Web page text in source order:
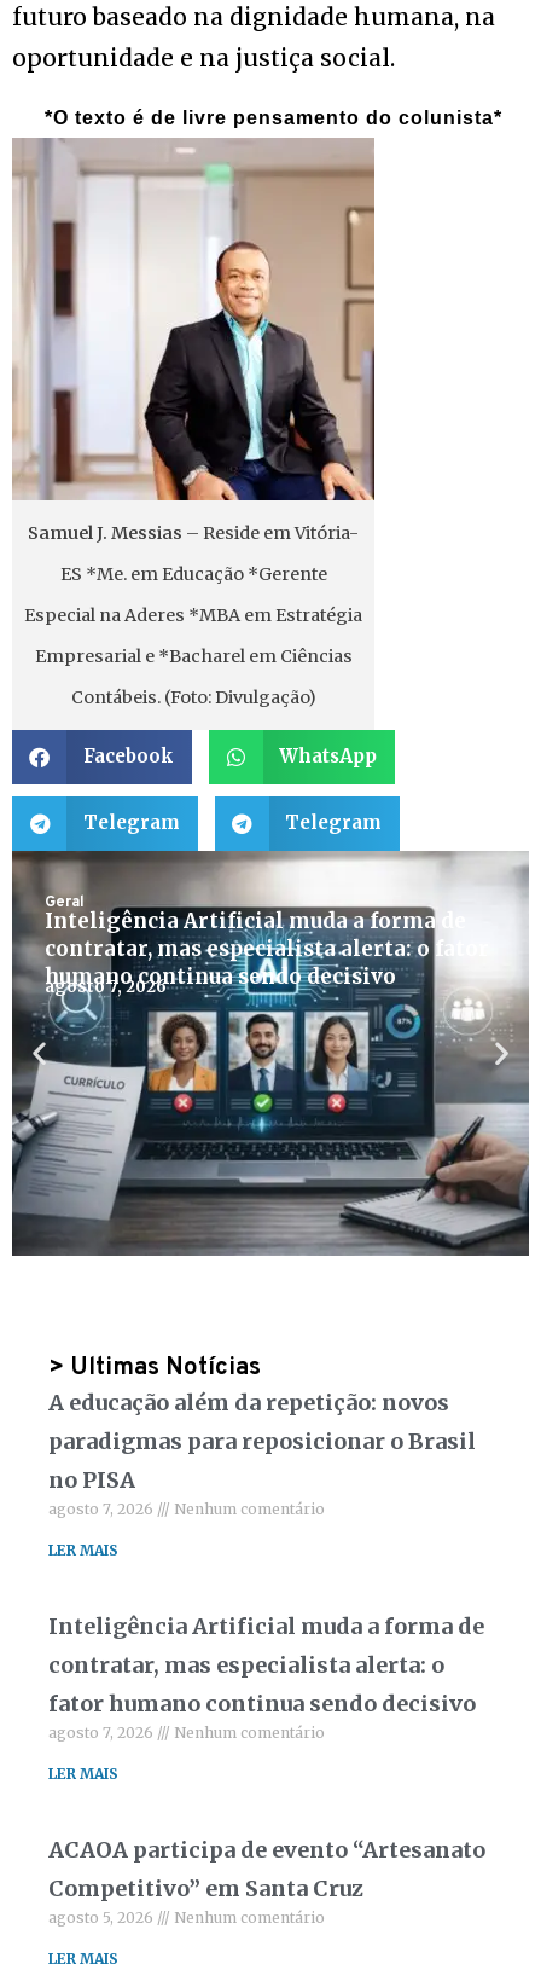
futuro baseado na dignidade humana, na
oportunidade e na justiça social.
*O texto é de livre pensamento do colunista*
Samuel J. Messias – Reside em Vitória-
ES *Me. em Educação *Gerente
Especial na Aderes *MBA em Estratégia
Empresarial e *Bacharel em Ciências
Contábeis. (Foto: Divulgação)
Facebook WhatsApp
Telegram Telegram
Geral
Inteligência Artificial muda a forma de
contratar, mas especialista alerta: o fator
humano continua sendo decisivo
agosto 7, 2026
> Ultimas Notícias
A educação além da repetição: novos
paradigmas para reposicionar o Brasil
no PISA
agosto 7, 2026 Nenhum comentário
LER MAIS
Inteligência Artificial muda a forma de
contratar, mas especialista alerta: o
fator humano continua sendo decisivo
agosto 7, 2026 Nenhum comentário
LER MAIS
ACAOA participa de evento “Artesanato
Competitivo” em Santa Cruz
agosto 5, 2026 Nenhum comentário
LER MAIS